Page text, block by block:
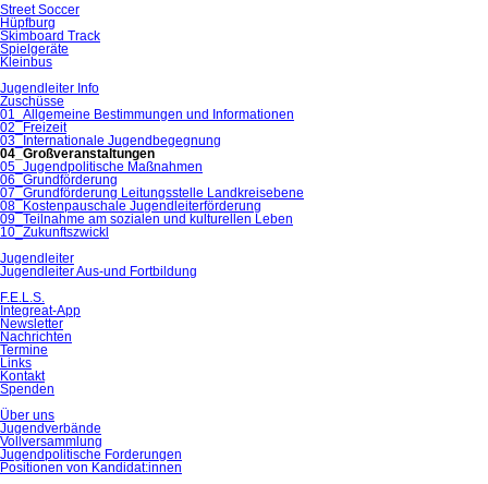
Street Soccer
Hüpfburg
Skimboard Track
Spielgeräte
Kleinbus
Jugendleiter Info
Zuschüsse
01_Allgemeine Bestimmungen und Informationen
02_Freizeit
03_Internationale Jugendbegegnung
04_Großveranstaltungen
05_Jugendpolitische Maßnahmen
06_Grundförderung
07_Grundförderung Leitungsstelle Landkreisebene
08_Kostenpauschale Jugendleiterförderung
09_Teilnahme am sozialen und kulturellen Leben
10_Zukunftszwickl
Jugendleiter
Jugendleiter Aus-und Fortbildung
F.E.L.S.
Integreat-App
Newsletter
Nachrichten
Termine
Links
Kontakt
Spenden
Über uns
Jugendverbände
Vollversammlung
Jugendpolitische Forderungen
Positionen von Kandidat:innen